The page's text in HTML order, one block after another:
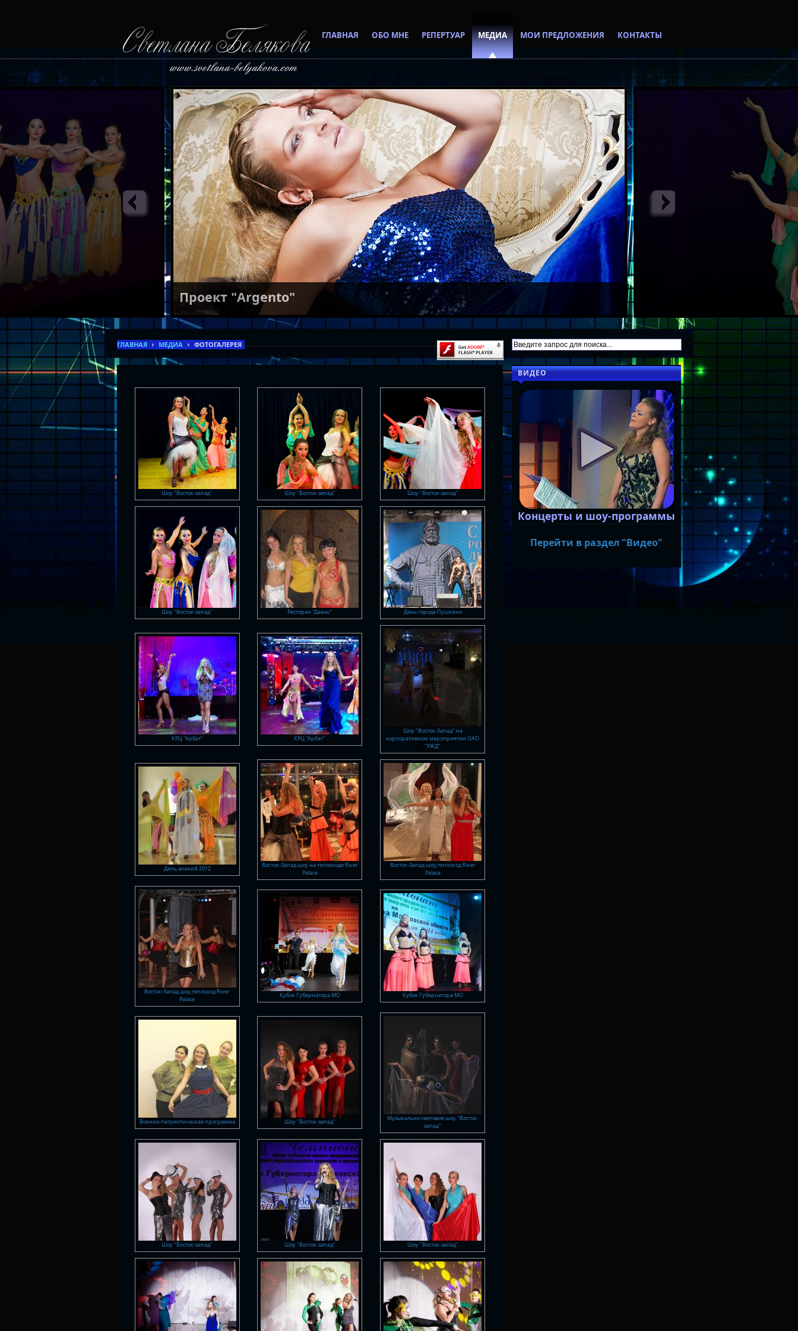
ГЛАВНАЯ ОБО МНЕ РЕПЕРТУАР МЕДИА МОИ ПРЕДЛОЖЕНИЯ КОНТАКТЫ
Проект "Argento"
ГЛАВНАЯ МЕДИА ФОТОГАЛЕРЕЯ
Шоу "Восток-запад" Шоу "Восток-запад" Шоу "Восток-запад"
Шоу "Восток-запад" Ресторан "Дамас" День города Пушкино
КРЦ "Арбат" КРЦ "Арбат"
Шоу "Восток-Запад" на
корпоративном мероприятии ОАО
"РЖД"
День знаний 2012
Восток-Запад шоу на теплоходе River
Palace
Восток-Запад шоу,теплоход River
Palace
Восток-Запад шоу,теплоход River
Palace
Кубок Губернатора МО Кубок Губернатора МО
Военно-патриотическая программа Шоу "Восток-запад"
Музыкально-световое шоу "Восток-
запад"
Шоу "Восток-запад" Шоу "Восток-запад" Шоу "Восток-запад"
ВИДЕО
Концерты и шоу-программы
Перейти в раздел "Видео"